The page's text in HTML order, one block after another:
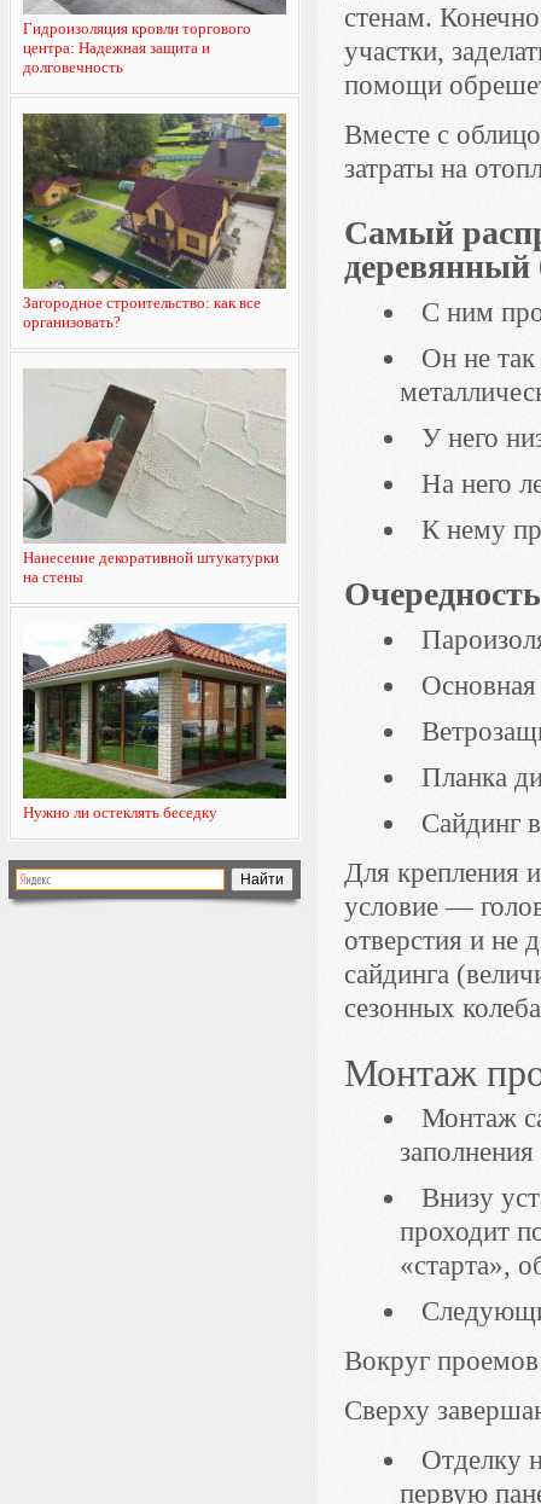
Гидроизоляция кровли торгового
центра: Надежная защита и
долговечность
Загородное строительство: как все
организовать?
Нанесение декоративной штукатурки
на стены
Нужно ли остеклять беседку
стенам.
участки,
помощи
Вместе с
затраты на
Самый
деревянный
С ним
Он не
У него
На него
К нему
Планка
Сайдинг
Для крепления
условие —
отверстия и не
сайдинга
сезонных
Монтаж
Монтаж
Внизу
проходит
«старта»,
Вокруг
Сверху
Отделку
первую